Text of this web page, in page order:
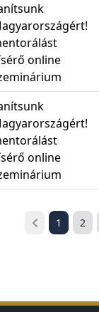
online
online
1 2